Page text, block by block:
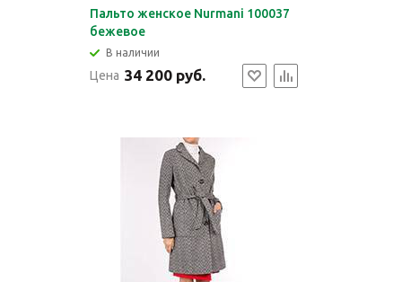
Пальто женское Nurmani 100037
бежевое
В наличии
Цена 34 200 руб.